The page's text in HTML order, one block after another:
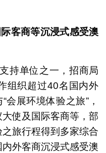
客商等沉浸式感受澳
持单位之一，招商局
组织超过40名国内外
展环境体验之旅”，
使及国际客商等，部
旅行程得到多家综合
外客商沉浸式感受澳